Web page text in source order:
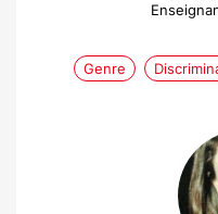
Genre